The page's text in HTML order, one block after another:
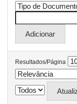
Resultados/Página